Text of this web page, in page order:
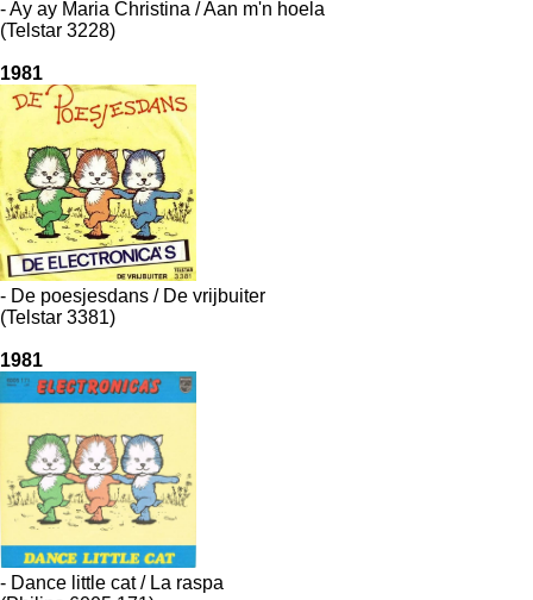
- Ay ay Maria Christina / Aan m'n hoela
(Telstar 3228)
1981
- De poesjesdans / De vrijbuiter
(Telstar 3381)
1981
- Dance little cat / La raspa